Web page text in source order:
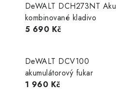
DeWALT DCH273NT Aku
kombinované kladivo
5 690 Kč
DeWALT DCV100
akumulátorový fukar
1 960 Kč